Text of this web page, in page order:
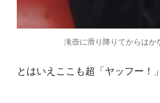
滝壺に滑り降りてからはか
とはいえここも超「ヤッフー！